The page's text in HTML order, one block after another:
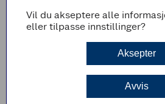
Vil du akseptere alle
eller tilpasse innstillinger?
Aksepter
Avvis